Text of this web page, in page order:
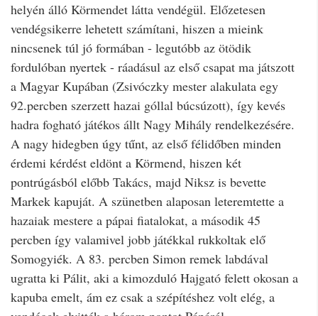
helyén álló Körmendet látta vendégül. Előzetesen
vendégsikerre lehetett számítani, hiszen a mieink
nincsenek túl jó formában - legutóbb az ötödik
fordulóban nyertek - ráadásul az első csapat ma játszott
a Magyar Kupában (Zsivóczky mester alakulata egy
92.percben szerzett hazai góllal búcsúzott), így kevés
hadra fogható játékos állt Nagy Mihály rendelkezésére.
A nagy hidegben úgy tűnt, az első félidőben minden
érdemi kérdést eldönt a Körmend, hiszen két
pontrúgásból előbb Takács, majd Niksz is bevette
Markek kapuját. A szünetben alaposan leteremtette a
hazaiak mestere a pápai fiatalokat, a második 45
percben így valamivel jobb játékkal rukkoltak elő
Somogyiék. A 83. percben Simon remek labdával
ugratta ki Pálit, aki a kimozduló Hajgató felett okosan a
kapuba emelt, ám ez csak a szépítéshez volt elég, a